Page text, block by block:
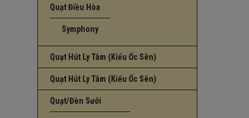
Quạt Điều Hòa
Symphony
Quạt Hút Ly Tâm (Kiểu Ốc Sên)
Quạt Hút Ly Tâm (Kiểu Ốc Sên)
Quạt/Đèn Sưởi